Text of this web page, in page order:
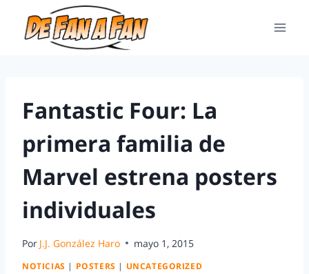
Fantastic Four: La
primera familia de
Marvel estrena posters
individuales
Por J.J. González Haro mayo 1, 2015
NOTICIAS | POSTERS | UNCATEGORIZED